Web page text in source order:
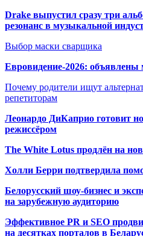
Drake выпустил сразу три
резонанс в музыкальной
Выбор маски сварщика
Евровидение-2026: объявлены
Почему родители ищут
репетиторам
Леонардо ДиКаприо готовит
режиссёром
The White Lotus продлён на
Холли Берри подтвердила
Белорусский шоу-бизнес и
на зарубежную аудиторию
Эффективное PR и SEO
на десятках порталов в